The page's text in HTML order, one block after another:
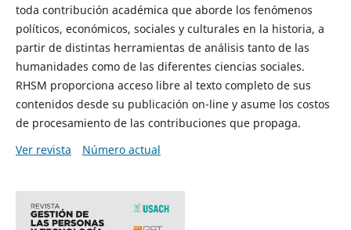
toda contribución académica que aborde los fenómenos
políticos, económicos, sociales y culturales en la historia, a
partir de distintas herramientas de análisis tanto de las
humanidades como de las diferentes ciencias sociales.
RHSM proporciona acceso libre al texto completo de sus
contenidos desde su publicación on-line y asume los costos
de procesamiento de las contribuciones que propaga.
Ver revista
Número actual